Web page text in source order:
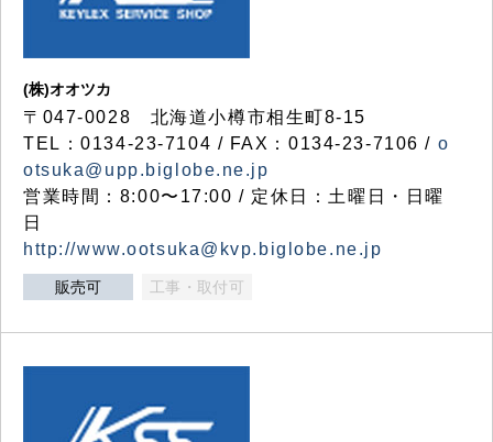
(株)オオツカ
〒047-0028 北海道小樽市相生町8-15
TEL：0134-23-7104 / FAX：0134-23-7106 / o
otsuka@upp.biglobe.ne.jp
営業時間：8:00〜17:00 / 定休日：土曜日・日曜
日
http://www.ootsuka@kvp.biglobe.ne.jp
販売可 工事・取付可